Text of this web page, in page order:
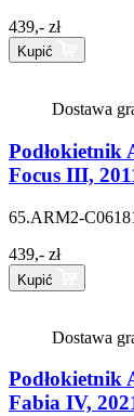
439,- zł
Kupić
Dostawa
Focus III,
65.ARM2-
439,- zł
Kupić
Dostawa
Podłokietnik
Fabia IV,